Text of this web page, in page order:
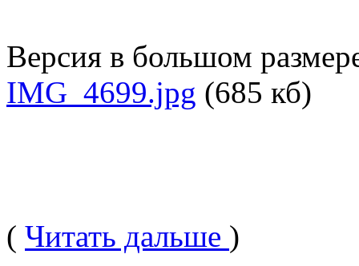
Версия в большом
IMG_4699.jpg (685 кб)
( Читать дальше )